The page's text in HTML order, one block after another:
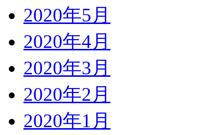
2020年5月
2020年4月
2020年3月
2020年2月
2020年1月